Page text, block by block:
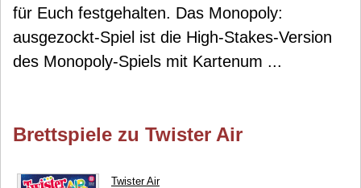
für Euch festgehalten. Das Monopoly:
ausgezockt-Spiel ist die High-Stakes-Version
des Monopoly-Spiels mit Kartenum ...
Brettspiele zu Twister Air
Twister Air